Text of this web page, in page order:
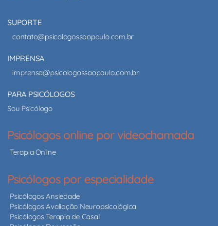
SUPORTE
contato@psicologossaopaulo.com.br
IMPRENSA
imprensa@psicologossaopaulo.com.br
PARA PSICÓLOGOS
Sou Psicólogo
Psicólogos online por videochamada
Terapia Online
Psicólogos por especialidade
Psicólogos Ansiedade
Psicólogos Avaliação Neuropsicológica
Psicólogos Terapia de Casal